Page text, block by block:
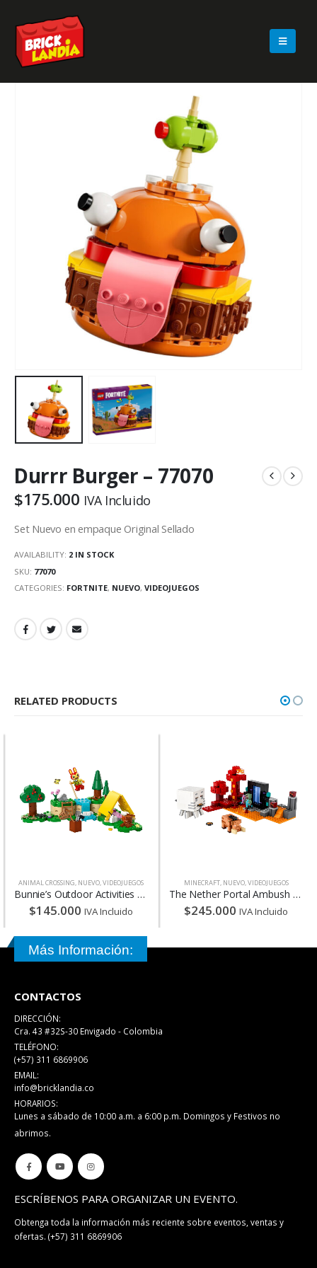
Durrr Burger – 77070
$175.000 IVA Incluido
Set Nuevo en empaque Original Sellado
AVAILABILITY: 2 IN STOCK
SKU: 77070
CATEGORIES: FORTNITE, NUEVO, VIDEOJUEGOS
RELATED PRODUCTS
VIDEOJUEGOS
Bunnie’s Outdoor Activities – 77047
Incluido
MINECRAFT,NUEVO VIDEOJUEGOS
The Nether Portal Ambush – 21255
$245.000 IVA Incluido
MINECRAFT,NUEVO
The Frog
$345.000
Más Información:
CONTACTOS
DIRECCIÓN:
Cra. 43 #32S-30 Envigado - Colombia
TELÉFONO:
(+57) 311 6869906
EMAIL:
info@bricklandia.co
HORARIOS:
Lunes a sábado de 10:00 a.m. a 6:00 p.m. Domingos y Festivos no
abrimos.
ESCRÍBENOS PARA ORGANIZAR UN EVENTO.
Obtenga toda la información más reciente sobre eventos, ventas y
ofertas. (+57) 311 6869906